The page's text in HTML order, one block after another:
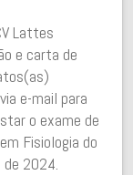
Lattes
e carta de
e-mail para
o exame de
Fisiologia do
de 2024.